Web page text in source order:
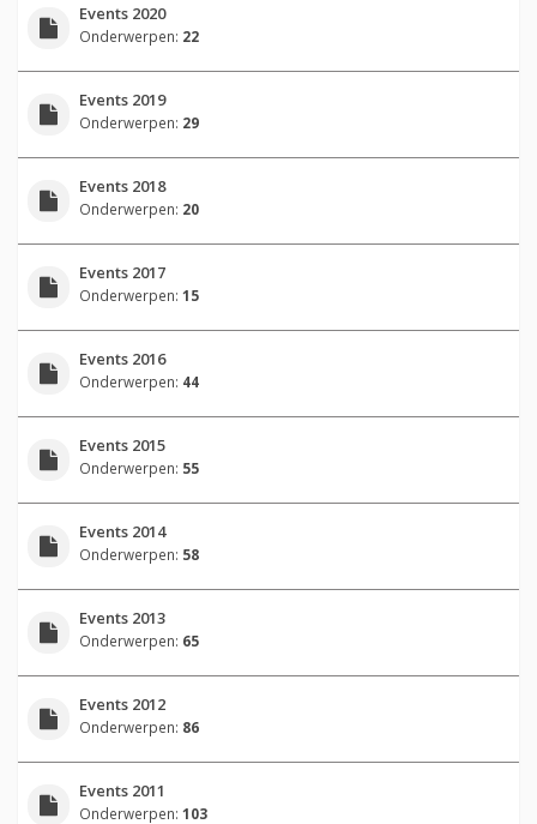
Events 2020
Onderwerpen: 22
Events 2019
Onderwerpen: 29
Events 2018
Onderwerpen: 20
Events 2017
Onderwerpen: 15
Events 2016
Onderwerpen: 44
Events 2015
Onderwerpen: 55
Events 2014
Onderwerpen: 58
Events 2013
Onderwerpen: 65
Events 2012
Onderwerpen: 86
Events 2011
Onderwerpen: 103